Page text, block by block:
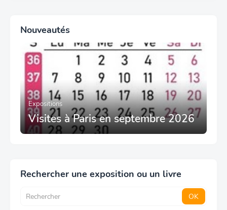
Nouveautés
Expositions
Visites à Paris en septembre 2026
Rechercher une exposition ou un livre